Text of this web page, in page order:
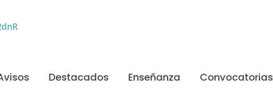
Destacados Enseñanza Convocatorias